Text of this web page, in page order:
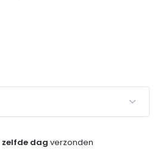
zelfde dag verzonden